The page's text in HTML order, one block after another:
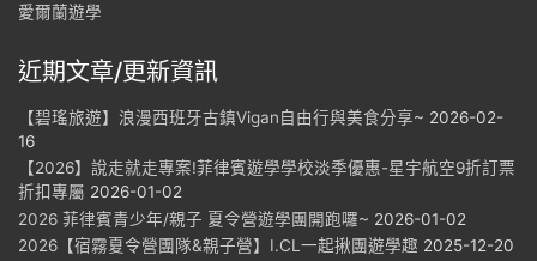
愛爾蘭遊學
近期文章/更新資訊
【碧瑤旅遊】浪漫西班牙古鎮Vigan自由行與美食分享~ 2026-02-
16
【2026】說走就走專案!菲律賓遊學學校淡季優惠-星宇航空9折訂票
折扣專屬 2026-01-02
2026 菲律賓青少年/親子 夏令營遊學團開跑囉~ 2026-01-02
2026【宿霧夏令營團隊&親子營】I.CL一起揪團遊學趣 2025-12-20